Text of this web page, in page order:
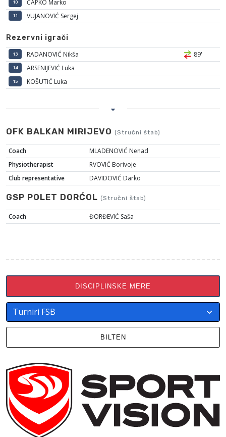
10 ČAPKO Marko
11 VUJANOVIĆ Sergej
Rezervni igrači
13 RADANOVIĆ Nikša 89'
14 ARSENIJEVIĆ Luka
15 KOŠUTIĆ Luka
OFK BALKAN MIRIJEVO (Stručni štab)
Coach
MLADENOVIĆ Nenad
Physiotherapist
RVOVIĆ Borivoje
Club representative
DAVIDOVIĆ Darko
GSP POLET DORĆOL (Stručni štab)
Coach ĐORĐEVIĆ Saša
DISCIPLINSKE MERE
BILTEN